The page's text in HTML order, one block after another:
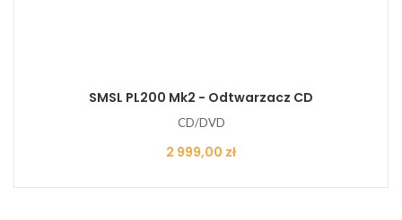
SMSL PL200 Mk2 - Odtwarzacz CD
CD/DVD
Cena
2 999,00 zł